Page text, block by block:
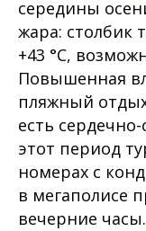
середины
жара: столбик
+43 °C,
Повышенная
пляжный
есть
этот период
номерах с
в мегаполисе
вечерние часы.